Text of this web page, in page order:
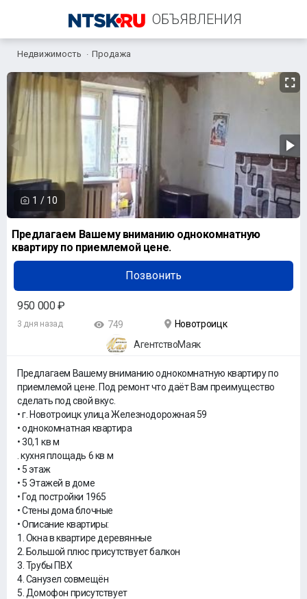
ОБЪЯВЛЕНИЯ
+7 (958) 838-38-73
Недвижимость Продажа
1 / 10
Предлагаем Вашему вниманию однокомнатную
квартиру по приемлемой цене.
Позвонить
950 000 ₽
3 дня назад 749
Новотроицк
АгентствоМаяк
Предлагаем Вашему вниманию однокомнатную квартиру по
приемлемой цене. Под ремонт что даёт Вам преимущество
сделать под свой вкус.
• г. Новотроицк улица Железнодорожная 59
• однокомнатная квартира
• 30,1 кв м
. кухня площадь 6 кв м
• 5 этаж
• 5 Этажей в доме
• Год постройки 1965
• Стены дома блочные
• Описание квартиры:
1. Окна в квартире деревянные
2. Большой плюс присутствует балкон
3. Трубы ПВХ
4. Санузел совмещён
5. Домофон присутствует